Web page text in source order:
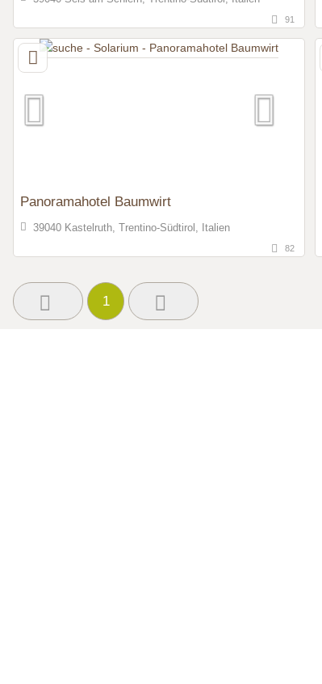
91
Panoramahotel Baumwirt
39040 Kastelruth, Trentino-Südtirol, Italien
82
1